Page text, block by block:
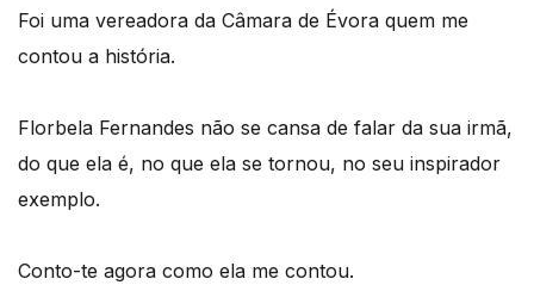
Foi uma vereadora da Câmara de Évora quem me
contou a história.
Florbela Fernandes não se cansa de falar da sua irmã,
do que ela é, no que ela se tornou, no seu inspirador
exemplo.
Conto-te agora como ela me contou.